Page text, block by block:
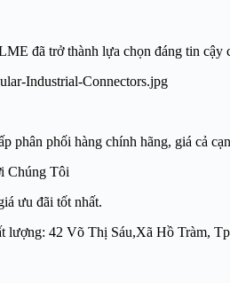
đã trở thành lựa chọn đáng tin cậy
phân phối hàng chính hãng, giá cả
Chúng Tôi
ưu đãi tốt nhất.
lượng: 42 Võ Thị Sáu,Xã Hồ Tràm,